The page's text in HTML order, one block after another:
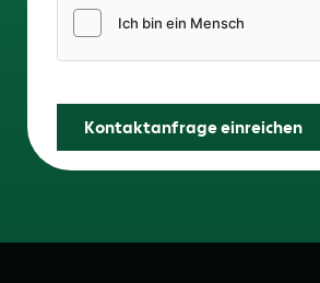
Kontaktanfrage einreichen